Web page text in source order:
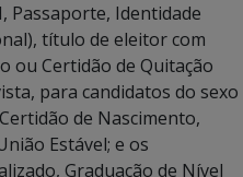
Passaporte, Identidade
título de eleitor com
ou Certidão de Quitação
para candidatos do sexo
de Nascimento,
Estável; e os
Graduação de Nível